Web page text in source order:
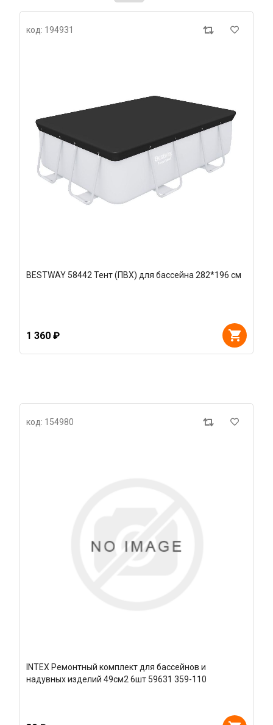
код: 194931
BESTWAY 58442 Тент (ПВХ) для бассейна 282*196 см
1 360 ₽
код: 154980
INTEX Ремонтный комплект для бассейнов и
надувных изделий 49см2 6шт 59631 359-110